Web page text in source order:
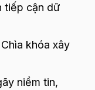
tiếp cận dữ
khóa xây
niềm tin,